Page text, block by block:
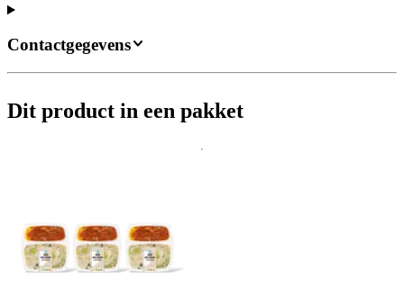
Contactgegevens
Dit product in een pakket